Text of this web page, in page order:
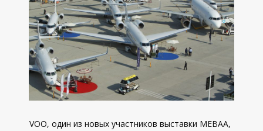
VOO, один из новых участников выставки MEBAA,